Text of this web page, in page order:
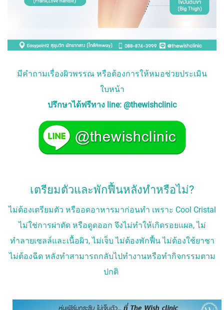
มีคำถามเรื่องผิวพรรณ หรือต้องการให้หมอช่วยประเมิน
ใบหน้า
ปรึกษาได้ฟรีทาง line: @thewishclinic
เตรียมตัวและพักฟื้นหลังทำหรือไม่?
ไม่ต้องเตรียมตัว หรืออดอาหารมาก่อนทำ เพราะ Cool Cristal
ไม่ใช่การผ่าตัด หรือดูดออก จึงไม่ทำให้เกิดรอยแผล, ไม่
ทำลายเซลล์และเนื้อผิว, ไม่เจ็บ ไม่ต้องพักฟื้น ไม่ต้องใช้ยาชา
ไม่ต้องฉีด หลังทำสามารถกลับไปทำงานหรือทำกิจกรรมตาม
ปกติ